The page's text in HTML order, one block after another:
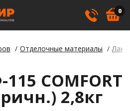
0
Отделочные материалы
COMFORT
2,8кг